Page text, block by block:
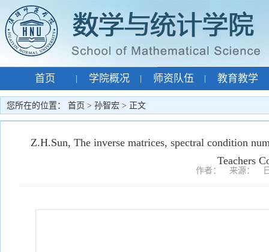
首页 学院概况 师资队伍 教育教学
专题网站 | 孙智宏 |
您所在的位置： 首页 > 孙智宏 > 正文
Z.H.Sun, The inverse matrices, spectral condition
Teachers
作者： 来源：